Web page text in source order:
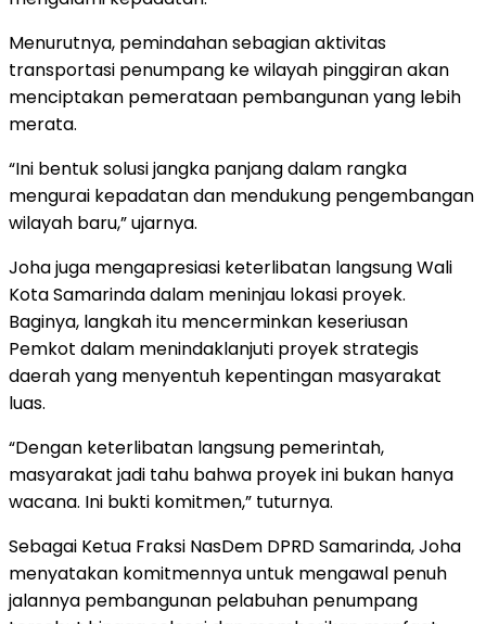
Menurutnya, pemindahan sebagian aktivitas
transportasi penumpang ke wilayah pinggiran akan
menciptakan pemerataan pembangunan yang lebih
merata.
“Ini bentuk solusi jangka panjang dalam rangka
mengurai kepadatan dan mendukung pengembangan
wilayah baru,” ujarnya.
Joha juga mengapresiasi keterlibatan langsung Wali
Kota Samarinda dalam meninjau lokasi proyek.
Baginya, langkah itu mencerminkan keseriusan
Pemkot dalam menindaklanjuti proyek strategis
daerah yang menyentuh kepentingan masyarakat
luas.
“Dengan keterlibatan langsung pemerintah,
masyarakat jadi tahu bahwa proyek ini bukan hanya
wacana. Ini bukti komitmen,” tuturnya.
Sebagai Ketua Fraksi NasDem DPRD Samarinda, Joha
menyatakan komitmennya untuk mengawal penuh
jalannya pembangunan pelabuhan penumpang